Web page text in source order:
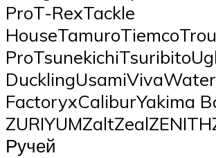
ProT-RexTackle
FactoryxCaliburYakima
Ручей